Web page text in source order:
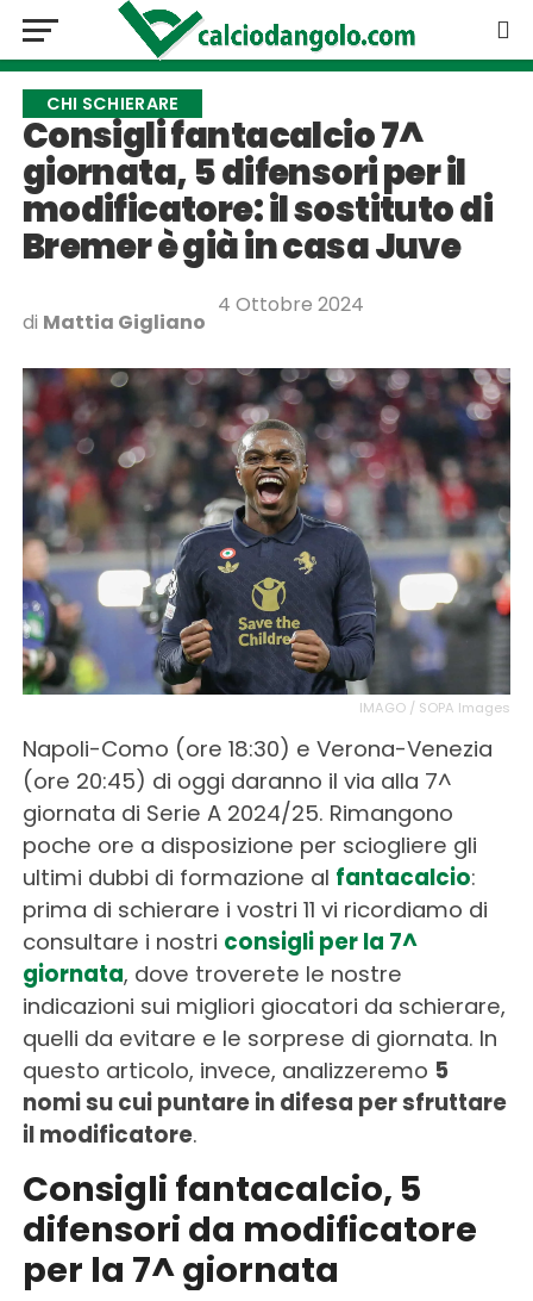
CHI SCHIERARE
Consigli fantacalcio 7^
giornata, 5 difensori per il
modificatore: il sostituto di
Bremer è già in casa Juve
di Mattia Gigliano
4 Ottobre 2024
IMAGO / SOPA Images
Napoli-Como (ore 18:30) e Verona-Venezia
(ore 20:45) di oggi daranno il via alla 7^
giornata di Serie A 2024/25. Rimangono
poche ore a disposizione per sciogliere gli
ultimi dubbi di formazione al fantacalcio:
prima di schierare i vostri 11 vi ricordiamo di
consultare i nostri consigli per la 7^
giornata, dove troverete le nostre
indicazioni sui migliori giocatori da schierare,
quelli da evitare e le sorprese di giornata. In
questo articolo, invece, analizzeremo 5
nomi su cui puntare in difesa per sfruttare
il modificatore.
Consigli fantacalcio, 5
difensori da modificatore
per la 7^ giornata